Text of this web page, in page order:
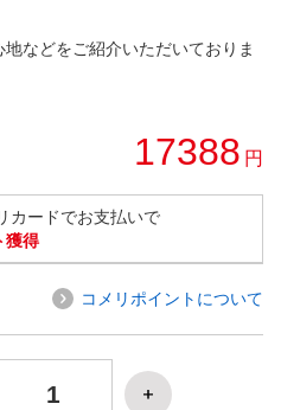
などをご紹介いただいておりま
17388 円
カードでお支払いで
獲得
コメリポイントについて